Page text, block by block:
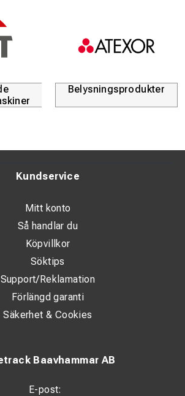
Belysningsprodukter
Baavhammar AB
E-post:
Kundservice
Mitt konto
Så handlar du
Köpvillkor
Söktips
Support/Reklamation
Förlängd garanti
Säkerhet & Cookies